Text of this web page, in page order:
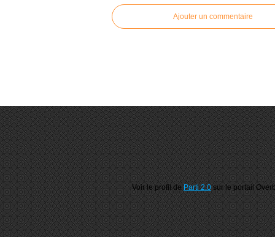
Ajouter un commentaire
Voir le profil deParti 2.0sur le portail